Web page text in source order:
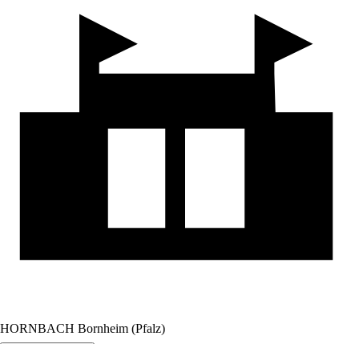
HORNBACH Bornheim (Pfalz)